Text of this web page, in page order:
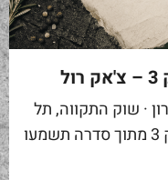
· שוק התקווה, תל
אביב אנציקלופדיית הנתחים · פרק 3 מתוך סדרה תשמעו
הטובות...